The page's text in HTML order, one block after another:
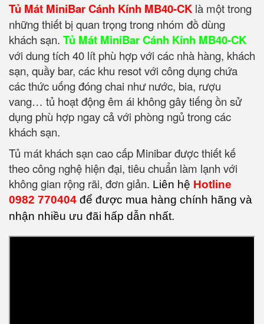
Tủ Mát MiniBar Cánh Kính MB40-CK là một trong
những thiết bị quan trọng trong nhóm đồ dùng
khách sạn. Tủ Mát MiniBar Cánh Kính MB40-CK
với dung tích 40 lít phù hợp với các nhà hàng, khách
sạn, quầy bar, các khu resot với công dụng chứa
các thức uống đóng chai như nước, bia, rượu
vang… tủ hoạt động êm ái không gây tiếng ồn sử
dụng phù hợp ngay cả với phòng ngủ trong các
khách sạn.
Tủ mát khách sạn cao cấp Minibar được thiết kế
theo công nghệ hiện đại, tiêu chuẩn làm lạnh với
không gian rộng rãi, đơn giản. Liên hệ Hotline
0982 770404 để được mua hàng chính hãng và
nhận nhiều ưu đãi hấp dẫn nhất.